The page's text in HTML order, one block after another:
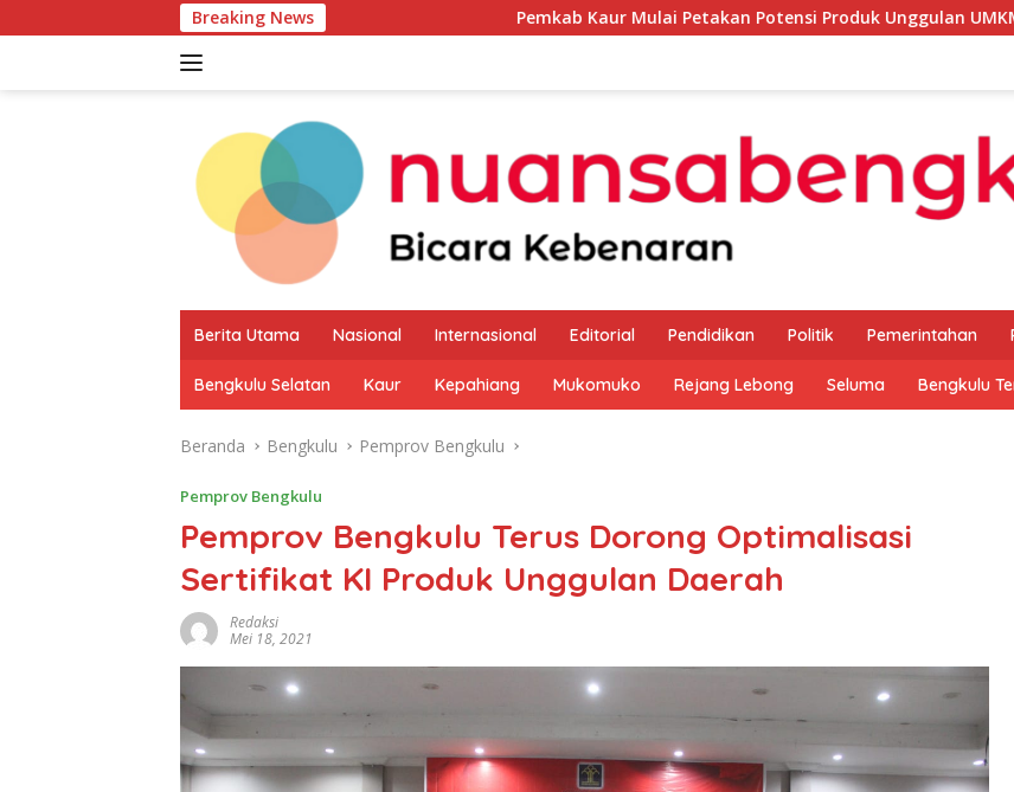
ke
Breaking News Pemkab Kaur Mulai Petakan Potensi Produk Unggulan UMKM Melalui Kajian
Berita Utama Nasional Internasional Editorial Pendidikan Politik Pemerintahan
Bengkulu Selatan Kaur Kepahiang Mukomuko Rejang Lebong Seluma Bengkulu
Beranda Bengkulu Pemprov Bengkulu
Pemprov Bengkulu
Pemprov Bengkulu Terus Dorong Optimalisasi
Sertifikat KI Produk Unggulan Daerah
Redaksi
Mei 18, 2021